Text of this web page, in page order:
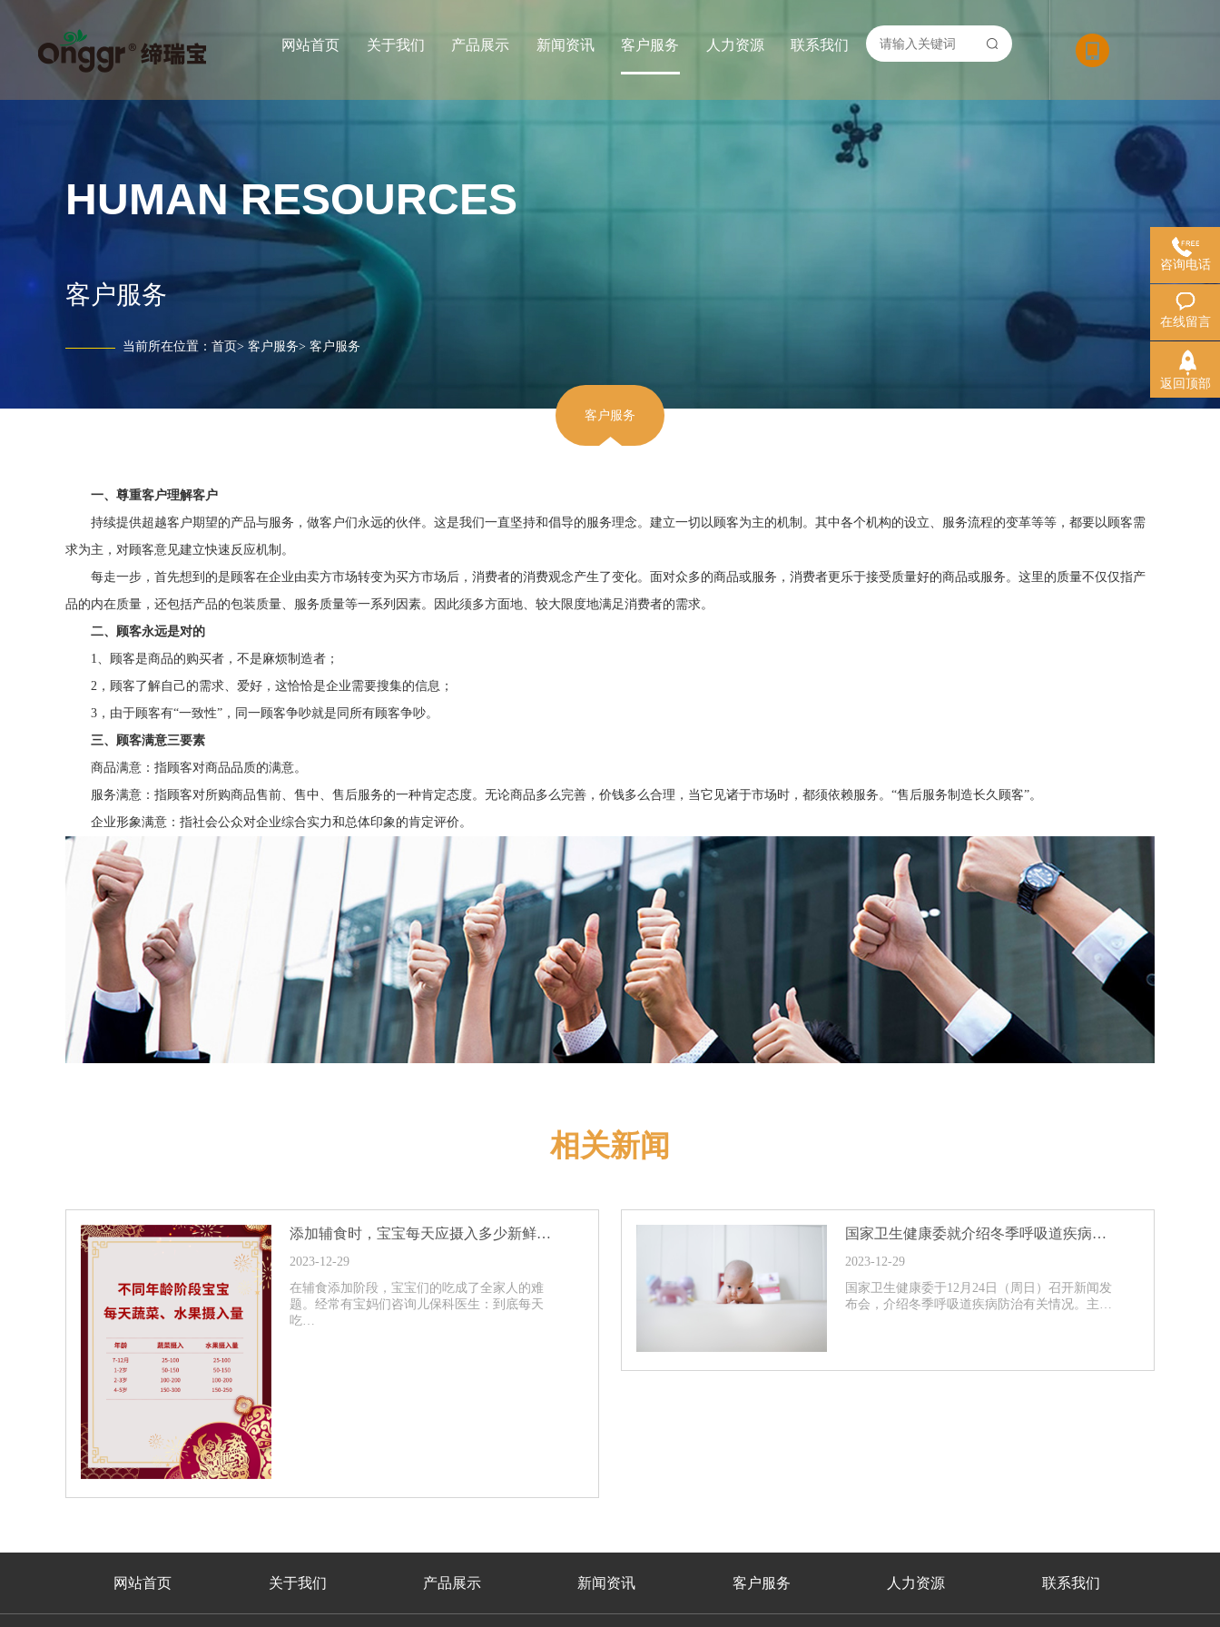
网站首页 关于我们 产品展示 新闻资讯 客户服务 人力资源 联系我们
HUMAN RESOURCES
客户服务
当前所在位置： 首页> 客户服务> 客户服务
客户服务
一、尊重客户理解客户
持续提供超越客户期望的产品与服务，做客户们永远的伙伴。这是我们一直坚持和倡导的服务理念。建立一切以顾客为主的机制。其中各个机构的设立、服务流程的变革等等，都要以顾客需
求为主，对顾客意见建立快速反应机制。
每走一步，首先想到的是顾客在企业由卖方市场转变为买方市场后，消费者的消费观念产生了变化。面对众多的商品或服务，消费者更乐于接受质量好的商品或服务。这里的质量不仅仅指产
品的内在质量，还包括产品的包装质量、服务质量等一系列因素。因此须多方面地、较大限度地满足消费者的需求。
二、顾客永远是对的
1、顾客是商品的购买者，不是麻烦制造者；
2，顾客了解自己的需求、爱好，这恰恰是企业需要搜集的信息；
3，由于顾客有“一致性”，同一顾客争吵就是同所有顾客争吵。
三、顾客满意三要素
商品满意：指顾客对商品品质的满意。
服务满意：指顾客对所购商品售前、售中、售后服务的一种肯定态度。无论商品多么完善，价钱多么合理，当它见诸于市场时，都须依赖服务。“售后服务制造长久顾客”。
企业形象满意：指社会公众对企业综合实力和总体印象的肯定评价。
相关新闻
添加辅食时，宝宝每天应摄入多少新鲜蔬果？
2023-12-29
在辅食添加阶段，宝宝们的吃成了全家人的难
题。经常有宝妈们咨询儿保科医生：到底每天
吃…
国家卫生健康委就介绍冬季呼吸道疾病防治有关情况举行新闻发布会（文字实录）
2023-12-29
国家卫生健康委于12月24日（周日）召开新闻发
布会，介绍冬季呼吸道疾病防治有关情况。主…
网站首页 关于我们 产品展示 新闻资讯 客户服务 人力资源 联系我们
咨询电话
在线留言
返回顶部